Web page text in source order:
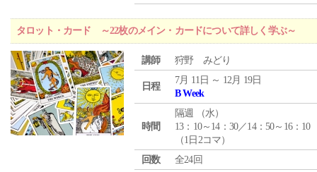
タロット・カード ～22枚のメイン・カードについて詳しく学ぶ～
講師 狩野 みどり
日程
7月 11日 ～ 12月 19日
B Week
時間
隔週 （水）
13：10～14：30／14：50～16：10
（1日2コマ）
回数
全24回